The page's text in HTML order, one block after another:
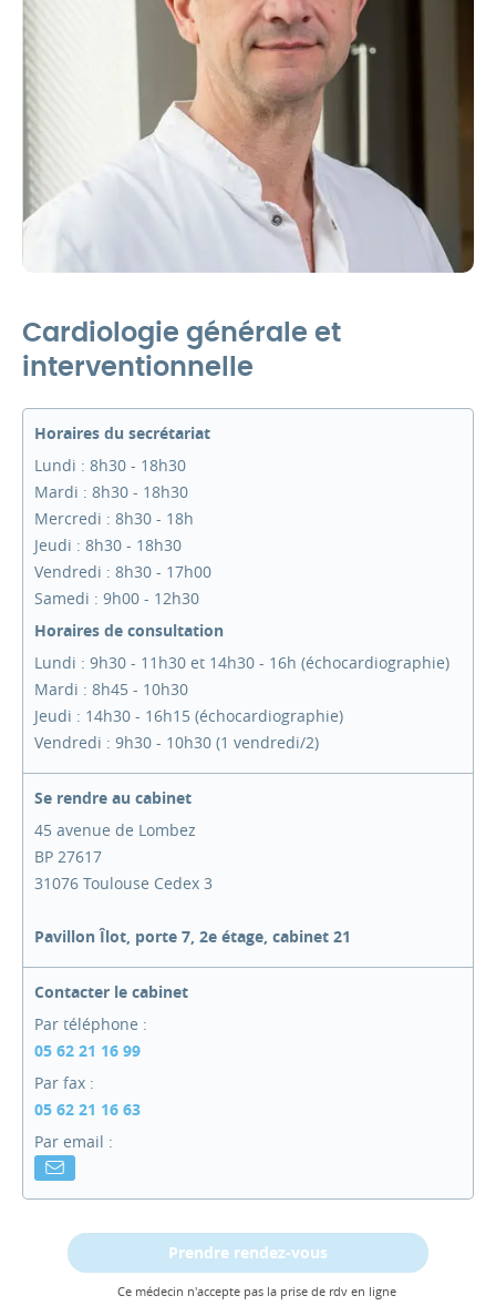
Cardiologie générale et
interventionnelle
Horaires du secrétariat
Lundi : 8h30 - 18h30
Mardi : 8h30 - 18h30
Mercredi : 8h30 - 18h
Jeudi : 8h30 - 18h30
Vendredi : 8h30 - 17h00
Samedi : 9h00 - 12h30
Horaires de consultation
Lundi : 9h30 - 11h30 et 14h30 - 16h (échocardiographie)
Mardi : 8h45 - 10h30
Jeudi : 14h30 - 16h15 (échocardiographie)
Vendredi : 9h30 - 10h30 (1 vendredi/2)
Se rendre au cabinet
45 avenue de Lombez
BP 27617
31076 Toulouse Cedex 3
Pavillon Îlot, porte 7, 2e étage, cabinet 21
Contacter le cabinet
Par téléphone :
05 62 21 16 99
Par fax :
05 62 21 16 63
Par email :
Prendre rendez-vous
Ce médecin n'accepte pas la prise de rdv en ligne